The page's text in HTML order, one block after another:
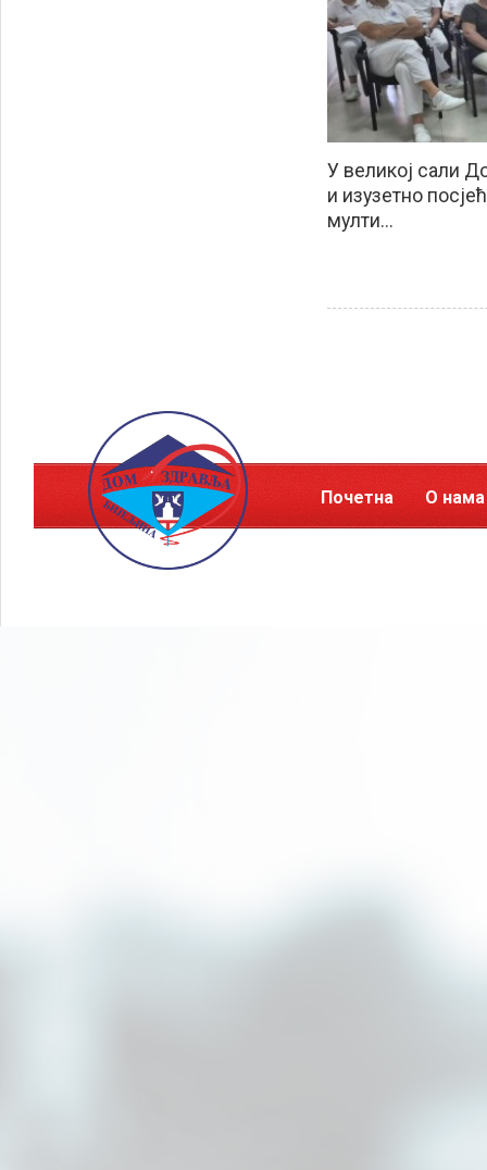
У великој сали
и изузетно
мулти...
Почетна О нама